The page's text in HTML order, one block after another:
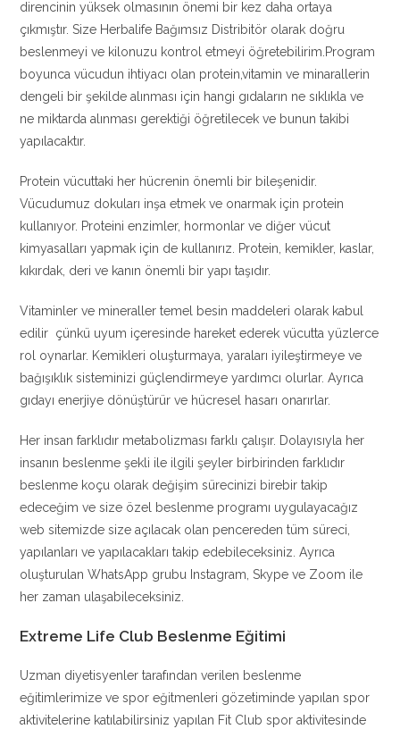
direncinin yüksek olmasının önemi bir kez daha ortaya
çıkmıştır. Size Herbalife Bağımsız Distribitör olarak doğru
beslenmeyi ve kilonuzu kontrol etmeyi öğretebilirim.Program
boyunca vücudun ihtiyacı olan protein,vitamin ve minarallerin
dengeli bir şekilde alınması için hangi gıdaların ne sıklıkla ve
ne miktarda alınması gerektiği öğretilecek ve bunun takibi
yapılacaktır.
Protein vücuttaki her hücrenin önemli bir bileşenidir.
Vücudumuz dokuları inşa etmek ve onarmak için protein
kullanıyor. Proteini enzimler, hormonlar ve diğer vücut
kimyasalları yapmak için de kullanırız. Protein, kemikler, kaslar,
kıkırdak, deri ve kanın önemli bir yapı taşıdır.
Vitaminler ve mineraller temel besin maddeleri olarak kabul
edilir çünkü uyum içeresinde hareket ederek vücutta yüzlerce
rol oynarlar. Kemikleri oluşturmaya, yaraları iyileştirmeye ve
bağışıklık sisteminizi güçlendirmeye yardımcı olurlar. Ayrıca
gıdayı enerjiye dönüştürür ve hücresel hasarı onarırlar.
Her insan farklıdır metabolizması farklı çalışır. Dolayısıyla her
insanın beslenme şekli ile ilgili şeyler birbirinden farklıdır
beslenme koçu olarak değişim sürecinizi birebir takip
edeceğim ve size özel beslenme programı uygulayacağız
web sitemizde size açılacak olan pencereden tüm süreci,
yapılanları ve yapılacakları takip edebileceksiniz. Ayrıca
oluşturulan WhatsApp grubu Instagram, Skype ve Zoom ile
her zaman ulaşabileceksiniz.
Extreme Life Club Beslenme Eğitimi
Uzman diyetisyenler tarafından verilen beslenme
eğitimlerimize ve spor eğitmenleri gözetiminde yapılan spor
aktivitelerine katılabilirsiniz yapılan Fit Club spor aktivitesinde